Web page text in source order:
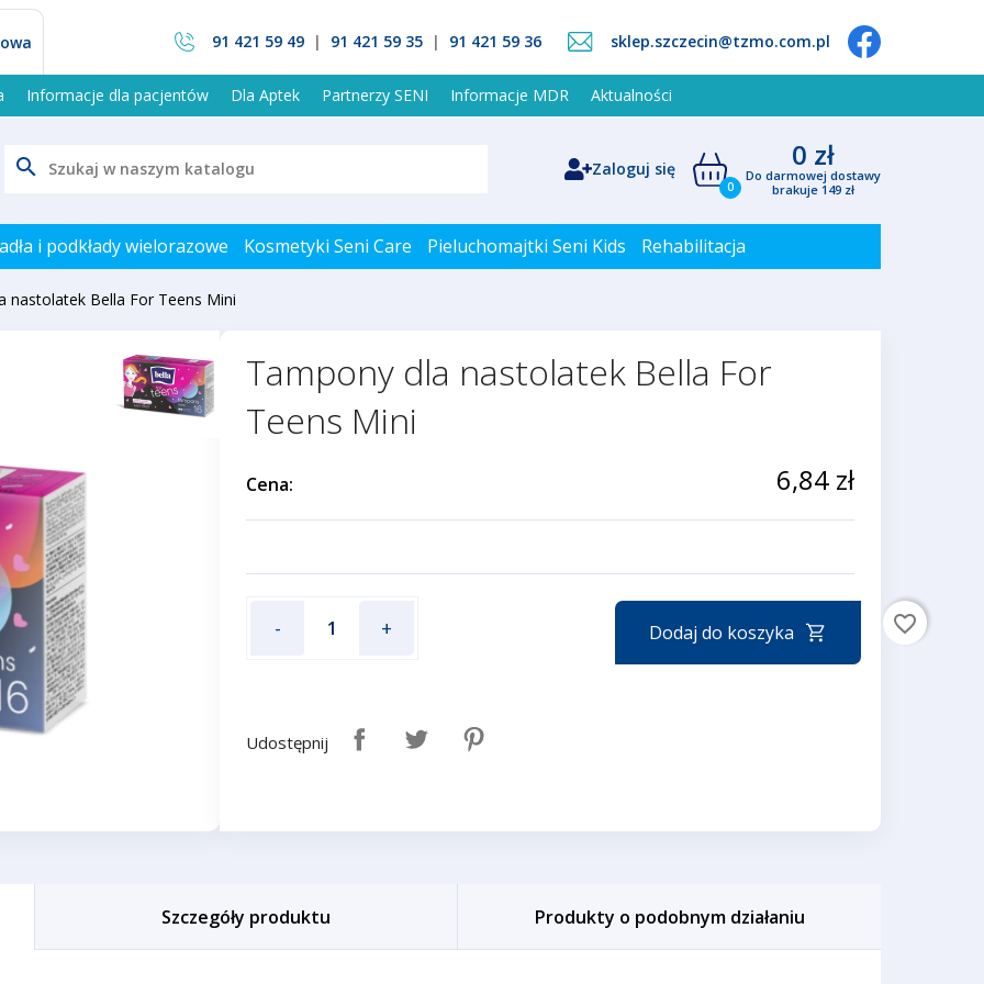
91 421 59 49 | 91 421 59 35 | 91 421 59 36 sklep.szczecin@tzmo.com.pl
Informacje dla pacjentów Dla Aptek Partnerzy SENI Informacje MDR Aktualności
Zaloguj się
0
0 zł
Do darmowej dostawy
brakuje 149 zł
search
i podkłady wielorazowe Kosmetyki Seni Care Pieluchomajtki Seni Kids Rehabilitacja
nastolatek Bella For Teens Mini
Tampony dla nastolatek Bella For
Teens Mini
Cena: 6,84 zł
- + Dodaj do koszyka favorite_border
Udostępnij
Szczegóły produktu Produkty o podobnym działaniu